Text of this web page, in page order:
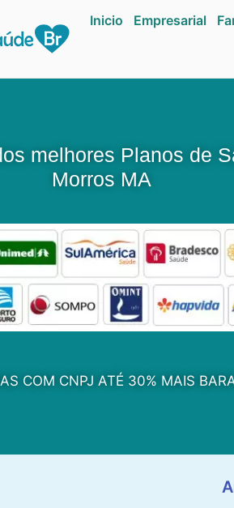
Inicio Empresarial
melhores Planos de
Morros MA
COM CNPJ ATÉ 30% MAIS